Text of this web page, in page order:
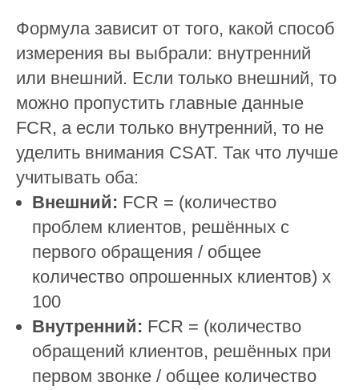
Формула зависит от того, какой способ
измерения вы выбрали: внутренний
или внешний. Если только внешний, то
можно пропустить главные данные
FCR, а если только внутренний, то не
уделить внимания CSAT. Так что лучше
учитывать оба:
Внешний: FCR = (количество
проблем клиентов, решённых с
первого обращения / общее
количество опрошенных клиентов) х
100
Внутренний: FCR = (количество
обращений клиентов, решённых при
первом звонке / общее количество